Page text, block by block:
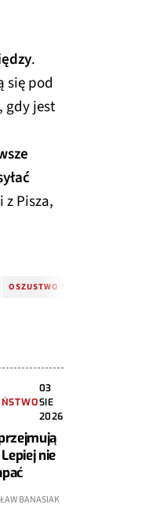
.
się pod
gdy jest
Pisza,
OSZUSTWO NA OFERTĘ PRACY
03
SIE
2026
nie
BANASIAK